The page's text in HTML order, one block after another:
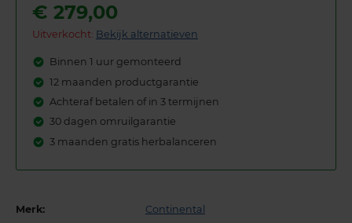
€ 279,00
Uitverkocht: Bekijk alternatieven
Binnen 1 uur gemonteerd
12 maanden productgarantie
Achteraf betalen of in 3 termijnen
30 dagen omruilgarantie
3 maanden gratis herbalanceren
Merk: Continental